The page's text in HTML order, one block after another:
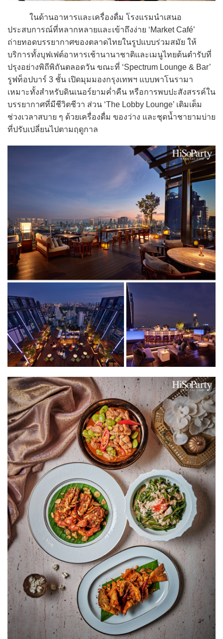
ในด้านอาหารและเครื่องดื่ม โรงแรมนำเสนอ
ประสบการณ์ที่หลากหลายและเข้าถึงง่าย ‘Market Café’
ถ่ายทอดบรรยากาศของตลาดไทยในรูปแบบร่วมสมัย ให้
บริการทั้งบุฟเฟต์อาหารเช้านานาชาติและเมนูไทยต้นตำรับที่
ปรุงอย่างพิถีพิถันตลอดวัน ขณะที่ ‘Spectrum Lounge & Bar’
รูฟท็อปบาร์ 3 ชั้น เปิดมุมมองกรุงเทพฯ แบบพาโนรามา
เหมาะทั้งสำหรับดินเนอร์ยามค่ำคืน หรือการพบปะสังสรรค์ใน
บรรยากาศที่มีชีวิตชีวา ส่วน ‘The Lobby Lounge’ เติมเต็ม
ช่วงเวลาสบาย ๆ ด้วยเครื่องดื่ม ของว่าง และชุดน้ำชายามบ่าย
ที่ปรับเปลี่ยนไปตามฤดูกาล